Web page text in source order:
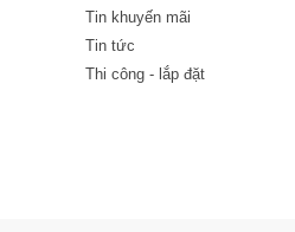
Tin khuyến mãi
Tin tức
Thi công - lắp đặt